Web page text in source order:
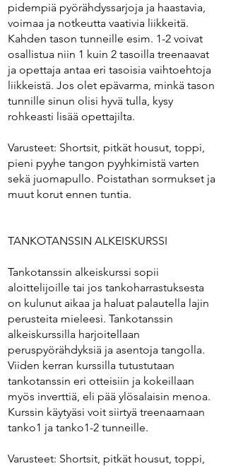
pidempiä pyörähdyssarjoja ja haastavia,
voimaa ja notkeutta vaativia liikkeitä.
Kahden tason tunneille esim. 1-2 voivat
osallistua niin 1 kuin 2 tasoilla treenaavat
ja opettaja antaa eri tasoisia vaihtoehtoja
liikkeistä. Jos olet epävarma, minkä tason
tunnille sinun olisi hyvä tulla, kysy
rohkeasti lisää opettajilta.
Varusteet: Shortsit, pitkät housut, toppi,
pieni pyyhe tangon pyyhkimistä varten
sekä juomapullo. Poistathan sormukset ja
muut korut ennen tuntia.
TANKOTANSSIN ALKEISKURSSI
Tankotanssin alkeiskurssi sopii
aloittelijoille tai jos tankoharrastuksesta
on kulunut aikaa ja haluat palautella lajin
perusteita mieleesi. Tankotanssin
alkeiskurssilla harjoitellaan
peruspyörähdyksiä ja asentoja tangolla.
Viiden kerran kurssilla tutustutaan
tankotanssin eri otteisiin ja kokeillaan
myös inverttiä, eli pää ylösalaisin menoa.
Kurssin käytyäsi voit siirtyä treenaamaan
tanko1 ja tanko1-2 tunneille.
Varusteet: Shortsit, pitkät housut, toppi,